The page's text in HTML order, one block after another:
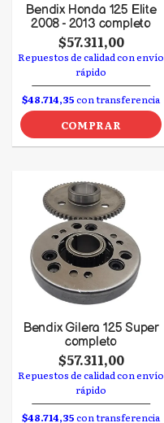
Bendix Honda 125 Elite
2008 - 2013 completo
$57.311,00
Repuestos de calidad con envío
rápido
$48.714,35con transferencia
COMPRAR
Bendix Gilera 125 Super
completo
$57.311,00
Repuestos de calidad con envío
rápido
$48.714,35con transferencia